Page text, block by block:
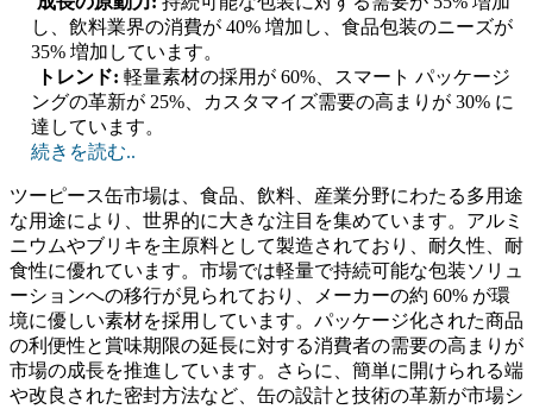
し、飲料業界の消費が 40% 増加し、食品包装のニーズが
35% 増加しています。
トレンド: 軽量素材の採用が 60%、スマート パッケージ
ングの革新が 25%、カスタマイズ需要の高まりが 30% に
達しています。
続きを読む..
ツーピース缶市場は、食品、飲料、産業分野にわたる多用途
な用途により、世界的に大きな注目を集めています。アルミ
ニウムやブリキを主原料として製造されており、耐久性、耐
食性に優れています。市場では軽量で持続可能な包装ソリュ
ーションへの移行が見られており、メーカーの約 60% が環
境に優しい素材を採用しています。パッケージ化された商品
の利便性と賞味期限の延長に対する消費者の需要の高まりが
市場の成長を推進しています。さらに、簡単に開けられる端
や改良された密封方法など、缶の設計と技術の革新が市場シ